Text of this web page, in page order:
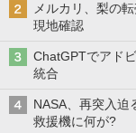
メルカリ、梨の
現地確認
ChatGPTでアド
統合
NASA、再突入
救援機に何が?